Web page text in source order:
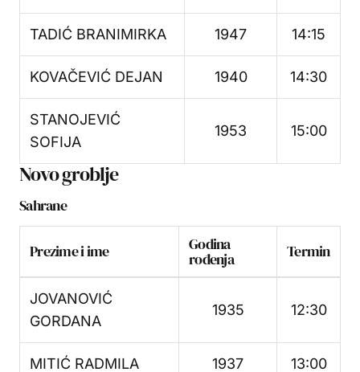
TADIĆ BRANIMIRKA 1947 14:15
KOVAČEVIĆ DEJAN 1940 14:30
STANOJEVIĆ
SOFIJA
1953 15:00
Novo groblje
Sahrane
Prezime i ime Godina
rođenja Termin
JOVANOVIĆ
GORDANA
1935 12:30
MITIĆ RADMILA 1937 13:00